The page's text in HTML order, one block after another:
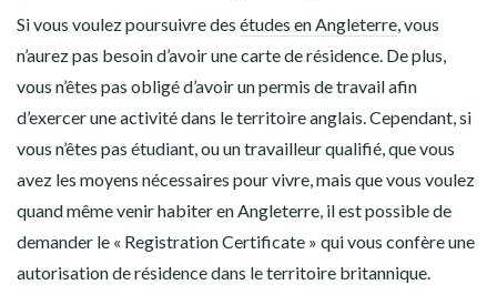
Si vous voulez poursuivre des études en Angleterre , vous
n’aurez pas besoin d’avoir une carte de résidence. De plus,
vous n’êtes pas obligé d’avoir un permis de travail afin
d’exercer une activité dans le territoire anglais. Cependant, si
vous n’êtes pas étudiant, ou un travailleur qualifié, que vous
avez les moyens nécessaires pour vivre, mais que vous voulez
quand même venir habiter en Angleterre, il est possible de
demander le « Registration Certificate » qui vous confère une
autorisation de résidence dans le territoire britannique.